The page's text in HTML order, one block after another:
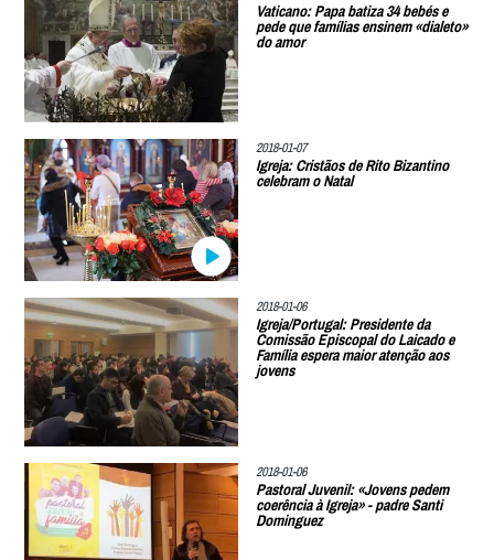
Vaticano: Papa batiza 34 bebés e
pede que famílias ensinem «dialeto»
do amor
2018-01-07
Igreja: Cristãos de Rito Bizantino
celebram o Natal
2018-01-06
Igreja/Portugal: Presidente da
Comissão Episcopal do Laicado e
Família espera maior atenção aos
jovens
2018-01-06
Pastoral Juvenil: «Jovens pedem
coerência à Igreja» - padre Santi
Dominguez